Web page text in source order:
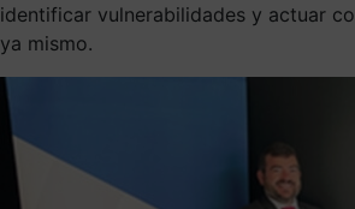
identificar vulnerabilidades y actuar
ya mismo.